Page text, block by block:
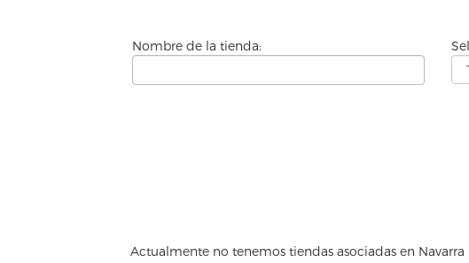
Nombre de la tienda:
Actualmente no tenemos tiendas asociadas en Navarra